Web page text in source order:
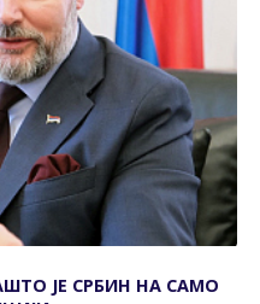
ЈЕ СРБИН НА САМО